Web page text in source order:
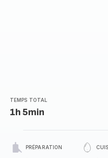
TEMPS TOTAL
1h 5min
PRÉPARATION